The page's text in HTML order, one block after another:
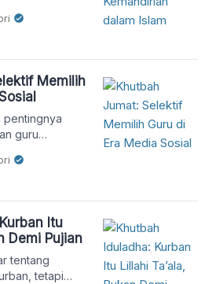
Jumat
mencari rezeki
para
Memilih
pentingnya
guru
dan
Itu
Demi Pujian
tentang
tetapi